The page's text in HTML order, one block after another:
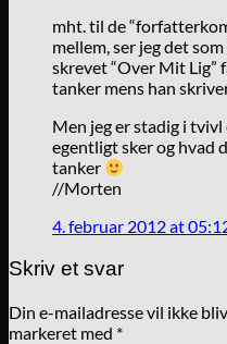
mht. til de
mellem, ser jeg det
skrevet “Over Mit
tanker mens han
Men jeg er stadig i
egentligt sker og hvad
tanker
//Morten
4. februar 2012 at
Skriv et svar
Din e-mailadresse vil ikke
markeret med *